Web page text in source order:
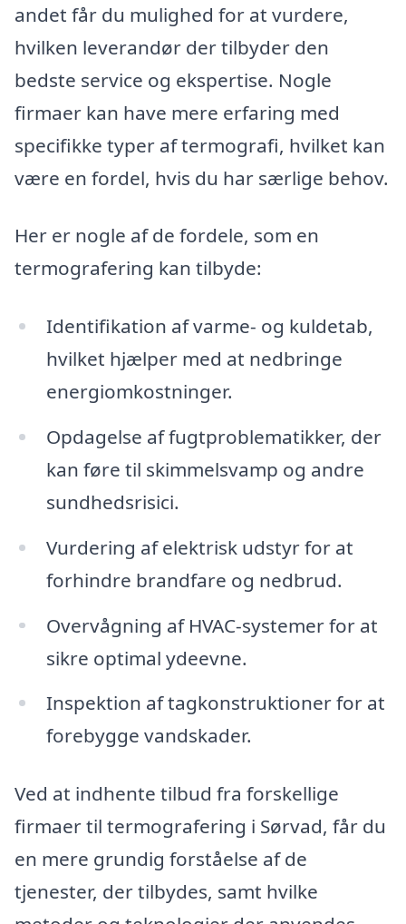
andet får du mulighed for at vurdere,
hvilken leverandør der tilbyder den
bedste service og ekspertise. Nogle
firmaer kan have mere erfaring med
specifikke typer af termografi, hvilket kan
være en fordel, hvis du har særlige behov.
Her er nogle af de fordele, som en
termografering kan tilbyde:
Identifikation af varme- og kuldetab,
hvilket hjælper med at nedbringe
energiomkostninger.
Opdagelse af fugtproblematikker, der
kan føre til skimmelsvamp og andre
sundhedsrisici.
Vurdering af elektrisk udstyr for at
forhindre brandfare og nedbrud.
Overvågning af HVAC-systemer for at
sikre optimal ydeevne.
Inspektion af tagkonstruktioner for at
forebygge vandskader.
Ved at indhente tilbud fra forskellige
firmaer til termografering i Sørvad, får du
en mere grundig forståelse af de
tjenester, der tilbydes, samt hvilke